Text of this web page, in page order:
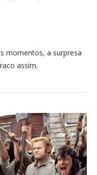
momentos, a surpresa
assim.